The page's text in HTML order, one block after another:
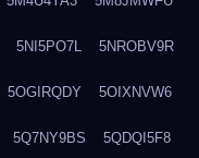
5NI5PO7L 5NROBV9R
5OGIRQDY 5OIXNVW6
5Q7NY9BS 5QDQI5F8